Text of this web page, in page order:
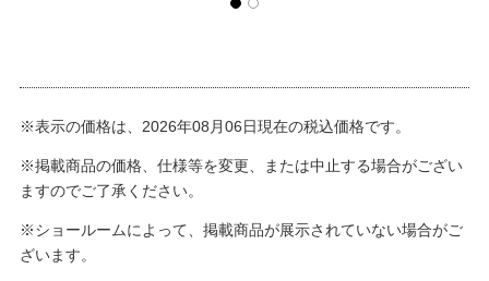
※表示の価格は、2026年08月06日現在の税込価格です。
※掲載商品の価格、仕様等を変更、または中止する場合がござい
ますのでご了承ください。
※ショールームによって、掲載商品が展示されていない場合がご
ざいます。